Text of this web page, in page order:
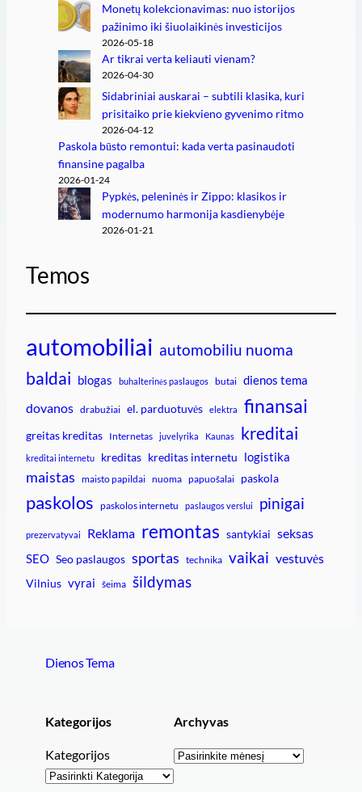
Monetų kolekcionavimas: nuo istorijos
pažinimo iki šiuolaikinės investicijos
2026-05-18
Ar tikrai verta keliauti vienam?
2026-04-30
Sidabriniai auskarai – subtili klasika, kuri
prisitaiko prie kiekvieno gyvenimo ritmo
2026-04-12
Paskola būsto remontui: kada verta pasinaudoti
finansine pagalba
2026-01-24
Pypkės, peleninės ir Zippo: klasikos ir
modernumo harmonija kasdienybėje
2026-01-21
Temos
automobiliai automobiliu nuoma
baldai blogas buhalterinės paslaugos butai dienos tema
dovanos drabužiai el. parduotuvės elektra finansai
greitas kreditas Internetas juvelyrika Kaunas kreditai
kreditai internetu kreditas kreditas internetu logistika
maistas maisto papildai nuoma papuošalai paskola
paskolos paskolos internetu paslaugos verslui pinigai
prezervatyvai Reklama remontas santykiai seksas
SEO Seo paslaugos sportas technika vaikai vestuvės
Vilnius vyrai šeima šildymas
Dienos Tema
Kategorijos
Kategorijos
Archyvas
Archyvai